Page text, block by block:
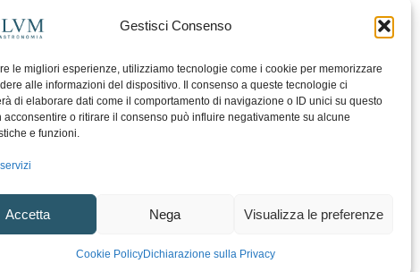
Gestisci Consenso
le migliori esperienze, utilizziamo tecnologie come i cookie per memorizzare
alle informazioni del dispositivo. Il consenso a queste tecnologie ci
di elaborare dati come il comportamento di navigazione o ID unici su questo
acconsentire o ritirare il consenso può influire negativamente su alcune
e funzioni.
Accetta Nega Visualizza le preferenze
Cookie PolicyDichiarazione sulla Privacy
e Risorse On-Line
della Redazione
e Aree di Discussione